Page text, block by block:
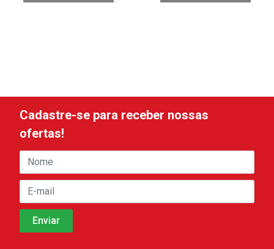
Cadastre-se para receber nossas
ofertas!